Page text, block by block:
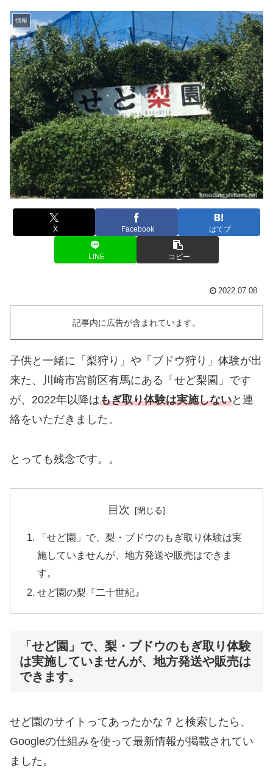
情報
X Facebook はてブ
LINE コピー
2022.07.08
記事内に広告が含まれています。
子供と一緒に「梨狩り」や「ブドウ狩り」体験が出
来た、川崎市宮前区有馬にある「せど梨園」です
が、2022年以降はもぎ取り体験は実施しないと連
絡をいただきました。
とっても残念です。。
目次
「せど園」で、梨・ブドウのもぎ取り体験は実
施していませんが、地方発送や販売はできま
す。
せど園の梨『二十世紀』
「せど園」で、梨・ブドウのもぎ取り体験
は実施していませんが、地方発送や販売は
できます。
せど園のサイトってあったかな？と検索したら、
Googleの仕組みを使って最新情報が掲載されてい
ました。